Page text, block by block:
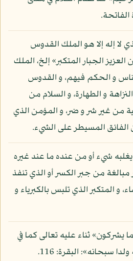
لا إله إلا هو الملك القدوس
الجبار المتكبر» إلخ، الملك
و الحكم فيهم، و القدوس
و الطهارة، و السلام من
من غير شر و ضر، و المؤمن الذي
الفائق المسيطر على الشيء.
يغلبه شيء أو من عنده ما عند غيره
من جبر الكسر أو الذي تنفذ
و المتكبر الذي تلبس بالكبرياء و
يشركون» ثناء عليه تعالى كما في
سبحانه»: البقرة: 116.